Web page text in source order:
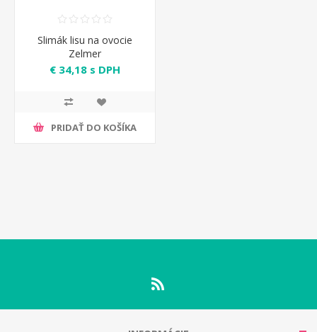
Slimák lisu na ovocie
Zelmer
€ 34,18 s DPH
PRIDAŤ DO KOŠÍKA